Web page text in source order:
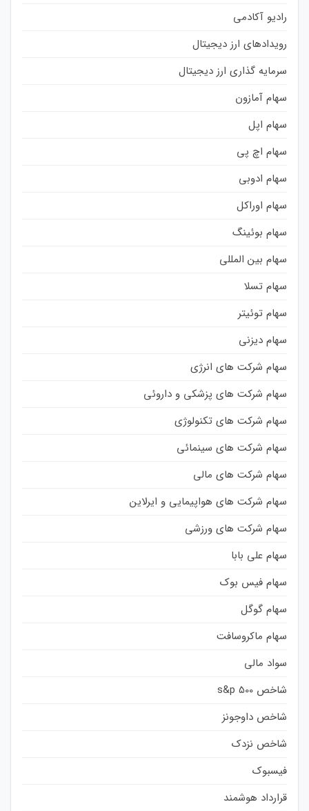
رادیو آکادمی
رویدادهای ارز دیجیتال
سرمایه گذاری ارز دیجیتال
سهام آمازون
سهام اپل
سهام اچ پی
سهام ادوبی
سهام اوراکل
سهام بوئینگ
سهام بین المللی
سهام تسلا
سهام توئیتر
سهام دیزنی
سهام شرکت های انرژی
سهام شرکت های پزشکی و داروئی
سهام شرکت های تکنولوژی
سهام شرکت های سینمائی
سهام شرکت های مالی
سهام شرکت های هواپیمایی و ایرلاین
سهام شرکت های ورزشی
سهام علی بابا
سهام فیس بوک
سهام گوگل
سهام ماکروسافت
سواد مالی
شاخص s&p 500
شاخص داوجونز
شاخص نزدک
فیسبوک
قرارداد هوشمند